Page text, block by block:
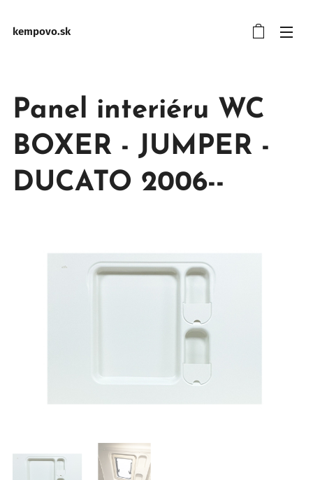
kempovo.sk
Panel interiéru WC
BOXER - JUMPER -
DUCATO 2006--